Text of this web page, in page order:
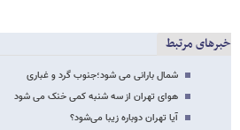
خبرهای مرتبط
شمال بارانی می شود؛جنوب گرد و غباری
هوای تهران از سه شنبه کمی خنک می شود
آیا تهران دوباره زیبا می‌شود؟